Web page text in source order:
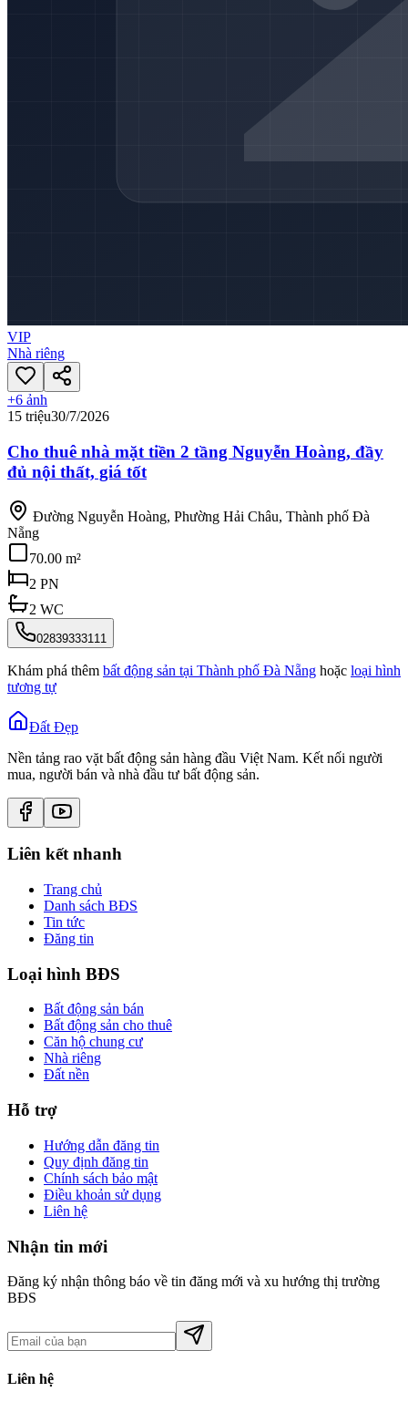
VIP
Nhà riêng
+6 ảnh
15 triệu30/7/2026
Cho thuê nhà mặt tiền 2 tầng Nguyễn Hoàng, đầy
đủ nội thất, giá tốt
Đường Nguyễn Hoàng, Phường Hải Châu, Thành phố Đà
Nẵng
70.00 m²
2 PN
2 WC
02839333111
Khám phá thêm bất động sản tại Thành phố Đà Nẵng hoặc loại hình
tương tự
Đất Đẹp
Nền tảng rao vặt bất động sản hàng đầu Việt Nam. Kết nối người
mua, người bán và nhà đầu tư bất động sản.
Liên kết nhanh
Trang chủ
Danh sách BĐS
Tin tức
Đăng tin
Loại hình BĐS
Bất động sản bán
Bất động sản cho thuê
Căn hộ chung cư
Nhà riêng
Đất nền
Hỗ trợ
Hướng dẫn đăng tin
Quy định đăng tin
Chính sách bảo mật
Điều khoản sử dụng
Liên hệ
Nhận tin mới
Đăng ký nhận thông báo về tin đăng mới và xu hướng thị trường
BĐS
Liên hệ